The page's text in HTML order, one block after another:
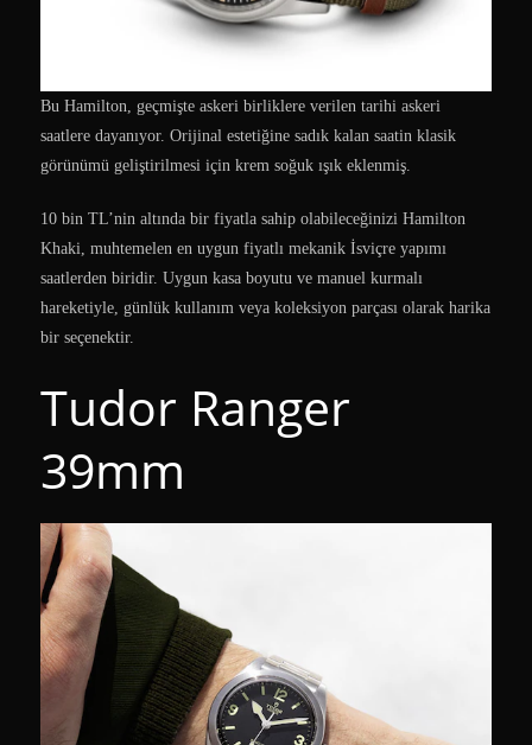
Bu Hamilton, geçmişte askeri birliklere verilen tarihi askeri
saatlere dayanıyor. Orijinal estetiğine sadık kalan saatin klasik
görünümü geliştirilmesi için krem soğuk ışık eklenmiş.
10 bin TL’nin altında bir fiyatla sahip olabileceğinizi Hamilton
Khaki, muhtemelen en uygun fiyatlı mekanik İsviçre yapımı
saatlerden biridir. Uygun kasa boyutu ve manuel kurmalı
hareketiyle, günlük kullanım veya koleksiyon parçası olarak harika
bir seçenektir.
Tudor Ranger
39mm